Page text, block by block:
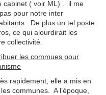
cabinet ( voir ML) . il me
pour notre inter
De plus un tel poste
ce qui alourdirait les
collectivité.
les commues pour
rapidement, elle a mis en
communes. A l’époque,